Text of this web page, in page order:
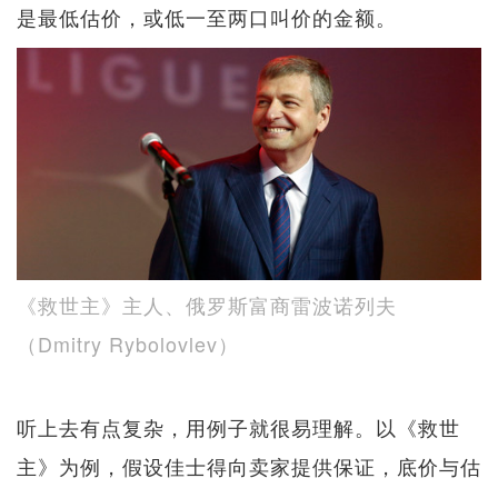
是最低估价，或低一至两口叫价的金额。
《救世主》主人、俄罗斯富商雷波诺列夫
（Dmitry Rybolovlev）
听上去有点复杂，用例子就很易理解。以《救世
主》为例，假设佳士得向卖家提供保证，底价与估